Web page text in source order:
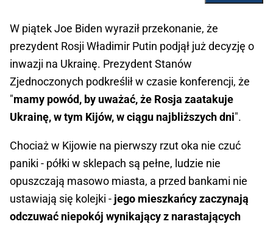
W piątek Joe Biden wyraził przekonanie, że
prezydent Rosji Władimir Putin podjął już decyzję o
inwazji na Ukrainę. Prezydent Stanów
Zjednoczonych podkreślił w czasie konferencji, że
"mamy powód, by uważać, że Rosja zaatakuje
Ukrainę, w tym Kijów, w ciągu najbliższych dni".
Chociaż w Kijowie na pierwszy rzut oka nie czuć
paniki - półki w sklepach są pełne, ludzie nie
opuszczają masowo miasta, a przed bankami nie
ustawiają się kolejki - jego mieszkańcy zaczynają
odczuwać niepokój wynikający z narastających